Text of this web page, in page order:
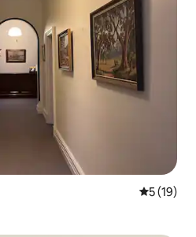
평점 5점
5 (19)